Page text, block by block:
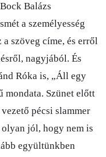
Balázs
a személyesség
szöveg címe, és erről
nagyjából. És
Róka is, „Áll egy
mondata. Szünet előtt
pécsi slammer
jól, hogy nem is
együltünkben